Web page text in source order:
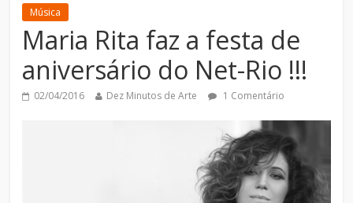
Música
Maria Rita faz a festa de
aniversário do Net-Rio !!!
02/04/2016 Dez Minutos de Arte 1 Comentário